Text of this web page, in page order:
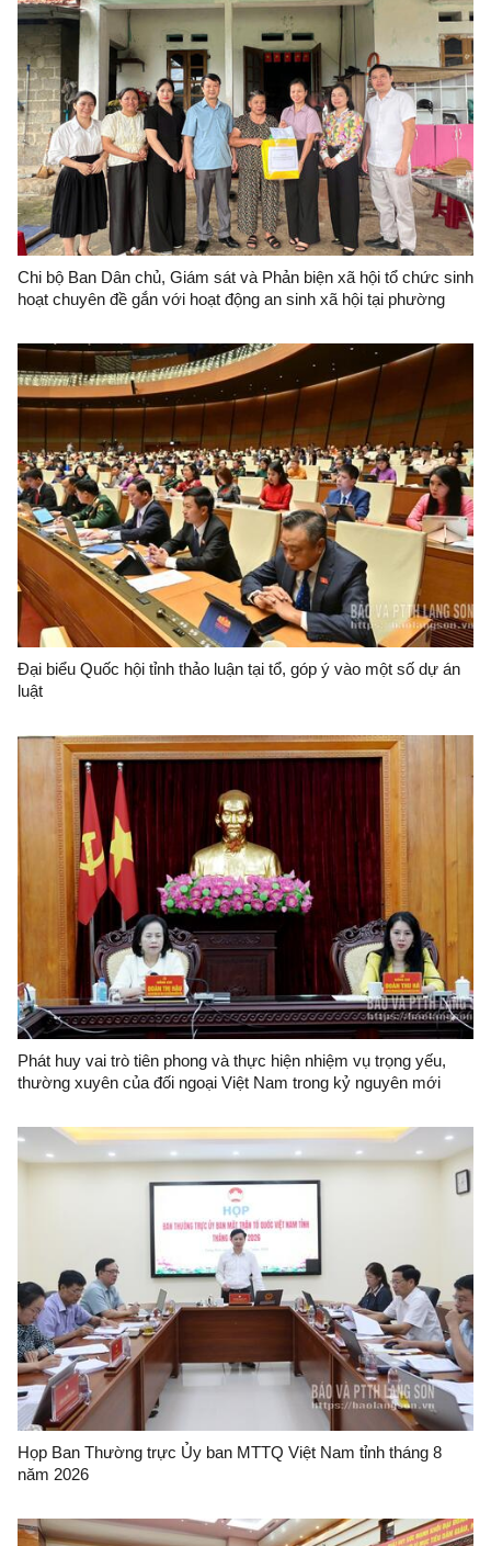
Chi bộ Ban Dân chủ, Giám sát và Phản biện xã hội tổ chức sinh
hoạt chuyên đề gắn với hoạt động an sinh xã hội tại phường
Đại biểu Quốc hội tỉnh thảo luận tại tổ, góp ý vào một số dự án
luật
Phát huy vai trò tiên phong và thực hiện nhiệm vụ trọng yếu,
thường xuyên của đối ngoại Việt Nam trong kỷ nguyên mới
Họp Ban Thường trực Ủy ban MTTQ Việt Nam tỉnh tháng 8
năm 2026